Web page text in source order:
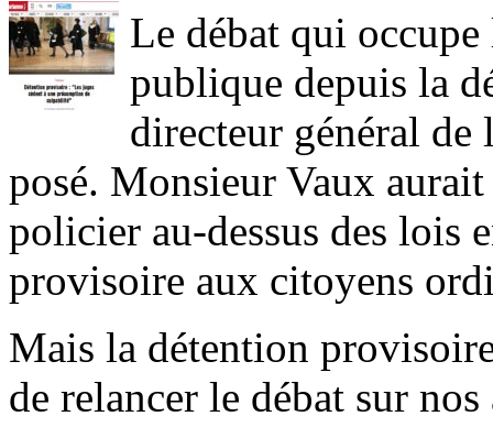
Le débat qui
publique depuis la
directeur général de
posé. Monsieur Vaux
policier au-dessus des lois
provisoire aux citoyens
Mais la détention
de relancer le débat sur